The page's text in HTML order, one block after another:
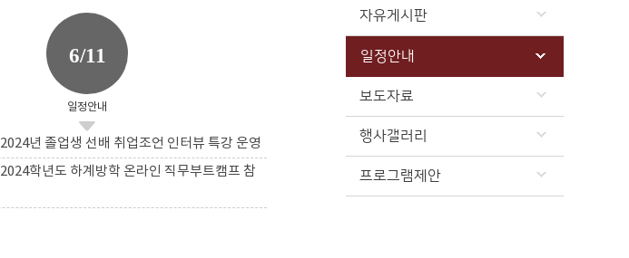
자유게시판
일정안내
보도자료
행사갤러리
프로그램제안
6/11
일정안내
2024년 졸업생 선배 취업조언 인터뷰 특강 운영
2024학년도 하계방학 온라인 직무부트캠프 참